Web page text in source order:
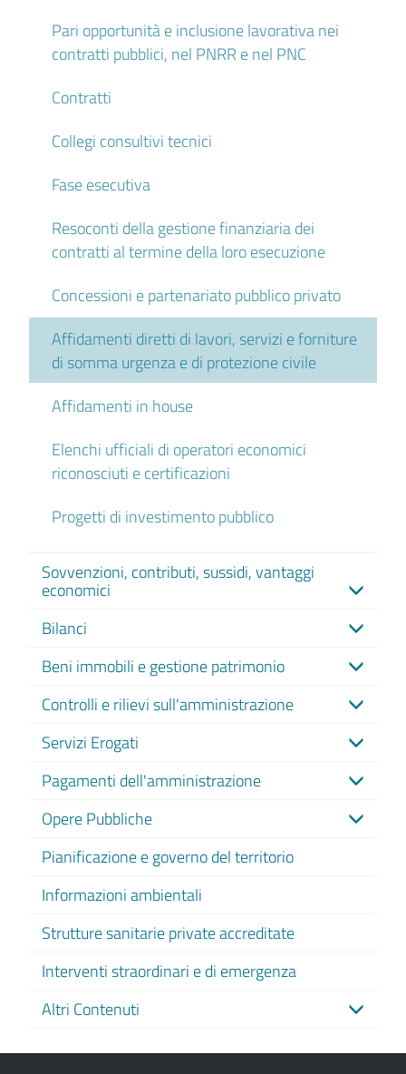
Pari opportunità e inclusione lavorativa nei
contratti pubblici, nel PNRR e nel PNC
Contratti
Collegi consultivi tecnici
Fase esecutiva
Resoconti della gestione finanziaria dei
contratti al termine della loro esecuzione
Concessioni e partenariato pubblico privato
Affidamenti diretti di lavori, servizi e forniture
di somma urgenza e di protezione civile
Affidamenti in house
Elenchi ufficiali di operatori economici
riconosciuti e certificazioni
Progetti di investimento pubblico
Sovvenzioni, contributi, sussidi, vantaggi
economici
Bilanci
Beni immobili e gestione patrimonio
Controlli e rilievi sull'amministrazione
Servizi Erogati
Pagamenti dell'amministrazione
Opere Pubbliche
Pianificazione e governo del territorio
Informazioni ambientali
Strutture sanitarie private accreditate
Interventi straordinari e di emergenza
Altri Contenuti